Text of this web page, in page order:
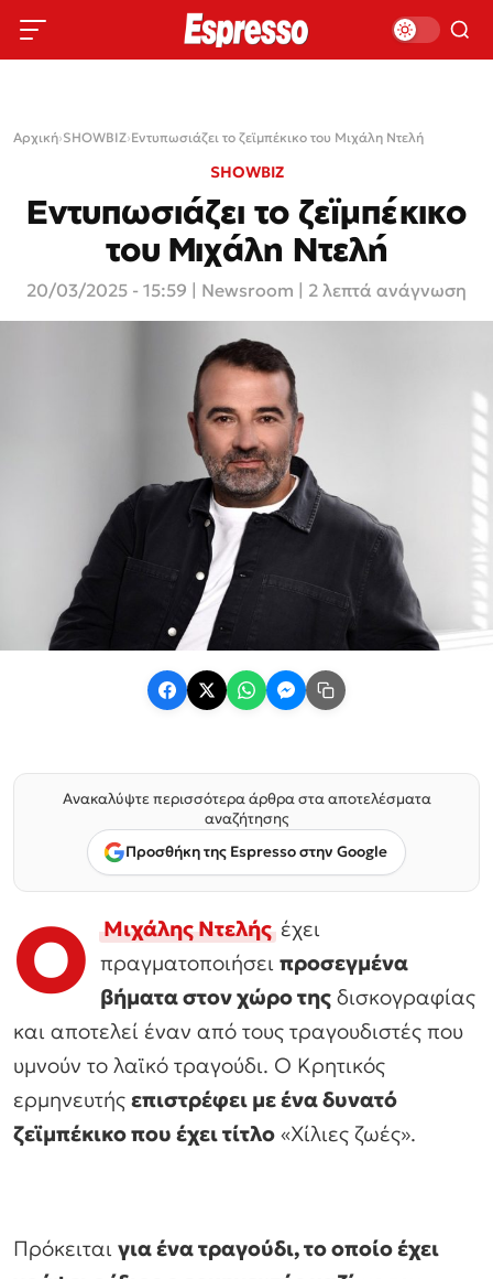
Αρχική›SHOWBIZ›Εντυπωσιάζει το ζεϊμπέκικο του Μιχάλη Ντελή
SHOWBIZ
Εντυπωσιάζει το ζεϊμπέκικο
του Μιχάλη Ντελή
20/03/2025 - 15:59 Newsroom | 2 λεπτά ανάγνωση
Ανακαλύψτε περισσότερα άρθρα στα αποτελέσματα
αναζήτησης
Προσθήκη της Espresso στην Google
Ο Μιχάλης Ντελήςέχει
πραγματοποιήσει προσεγμένα
βήματα στον χώρο της δισκογραφίας
και αποτελεί έναν από τους τραγουδιστές που
υμνούν το λαϊκό τραγούδι. Ο Κρητικός
ερμηνευτής επιστρέφει με ένα δυνατό
ζεϊμπέκικο που έχει τίτλο «Χίλιες ζωές».
Πρόκειται για ένα τραγούδι, το οποίο έχει